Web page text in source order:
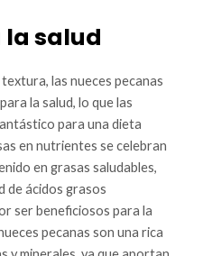
la salud
las nueces pecanas
la salud, lo que las
para una dieta
en nutrientes se celebran
en grasas saludables,
de ácidos grasos
ser beneficiosos para la
pecanas son una rica